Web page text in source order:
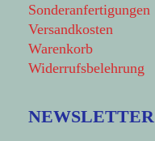
Sonderanfertigungen
Versandkosten
Warenkorb
Widerrufsbelehrung
NEWSLETTER